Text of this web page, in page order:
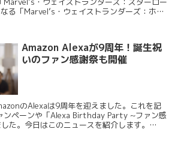
る「Marvel’s・ウェイストランダーズ：ホー
Amazon Alexaが9周年！誕生祝
いのファン感謝祭も開催
のAlexaは9周年を迎えました。これを記
ンペーンや「Alexa Birthday Party ~ファン感
た。今日はこのニュースを紹介します。